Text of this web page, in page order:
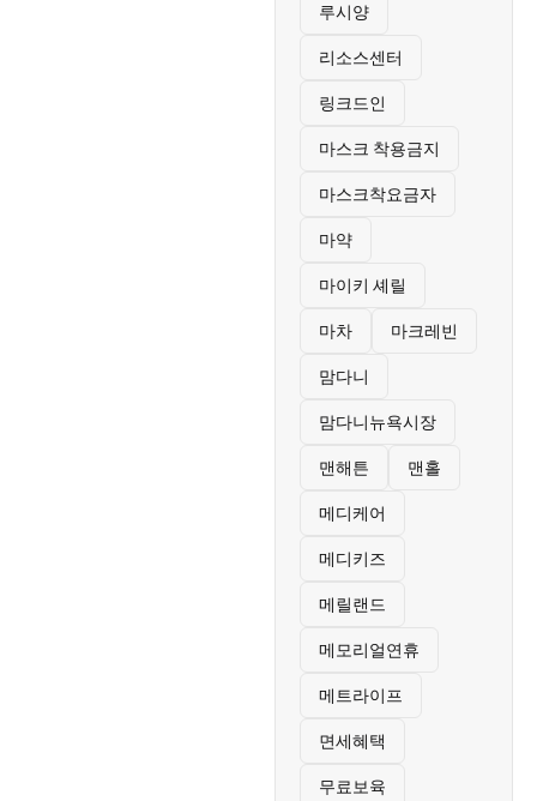
루시양
리소스센터
링크드인
마스크 착용금지
마스크착요금자
마약
마이키 셰릴
마차 마크레빈
맘다니
맘다니뉴욕시장
맨해튼 맨홀
메디케어
메디키즈
메릴랜드
메모리얼연휴
메트라이프
면세혜택
무료보육